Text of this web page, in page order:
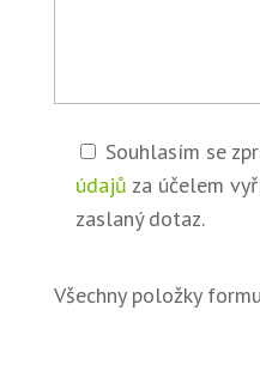
Souhlasím se
údajů za účelem
zaslaný dotaz.
Všechny položky